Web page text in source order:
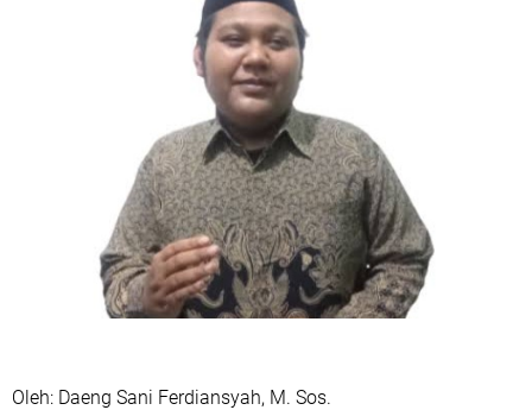
Oleh: Daeng Sani Ferdiansyah, M. Sos.